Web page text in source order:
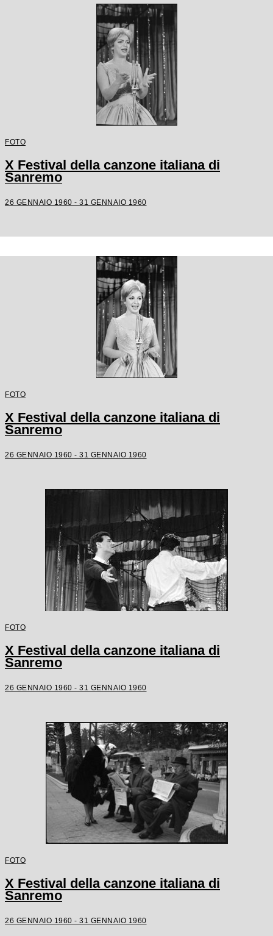
FOTO
X Festival della canzone italiana di
Sanremo
26 GENNAIO 1960 - 31 GENNAIO 1960
FOTO
X Festival della canzone italiana di
Sanremo
26 GENNAIO 1960 - 31 GENNAIO 1960
FOTO
X Festival della canzone italiana di
Sanremo
26 GENNAIO 1960 - 31 GENNAIO 1960
FOTO
X Festival della canzone italiana di
Sanremo
26 GENNAIO 1960 - 31 GENNAIO 1960